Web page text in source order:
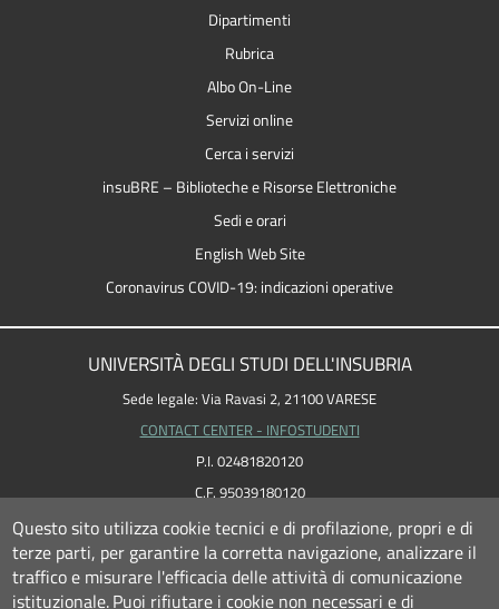
Dipartimenti
Rubrica
Albo On-Line
Servizi online
Cerca i servizi
insuBRE – Biblioteche e Risorse Elettroniche
Sedi e orari
English Web Site
Coronavirus COVID-19: indicazioni operative
UNIVERSITÀ DEGLI STUDI DELL'INSUBRIA
Sede legale: Via Ravasi 2, 21100 VARESE
CONTACT CENTER - INFOSTUDENTI
P.I. 02481820120
C.F. 95039180120
PEC: ateneo @pec.uninsubria.it (vedi le altre caselle)
Questo sito utilizza cookie tecnici e di profilazione, propri e di
terze parti, per garantire la corretta navigazione, analizzare il
traffico e misurare l'efficacia delle attività di comunicazione
istituzionale.Puoi rifiutare i cookie non necessari e di